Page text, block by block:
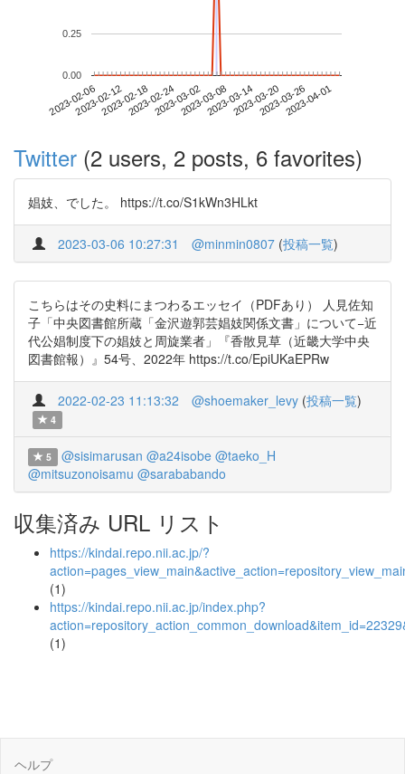
2023-02-062023-02-122023-02-182023-02-242023-03-022023-03-082023-03-142023-03-202023-03-262023-04-01
0.00
0.25
Twitter (2 users, 2 posts, 6 favorites)
娼妓、でした。 https://t.co/S1kWn3HLkt
2023-03-06 10:27:31 @minmin0807 (投稿一覧)
こちらはその史料にまつわるエッセイ（PDFあり） 人見佐知
子「中央図書館所蔵「金沢遊郭芸娼妓関係文書」について−近
代公娼制度下の娼妓と周旋業者」『香散見草（近畿大学中央
図書館報）』54号、2022年 https://t.co/EpiUKaEPRw
2022-02-23 11:13:32 @shoemaker_levy (投稿一覧)
4
5 @sisimarusan @a24isobe @taeko_H
@mitsuzonoisamu @sarababando
収集済み URL リスト
https://kindai.repo.nii.ac.jp/?
(1)
https://kindai.repo.nii.ac.jp/index.php?
(1)
ヘルプ